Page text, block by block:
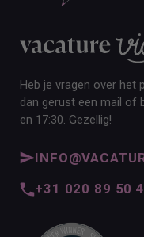
Heb je vragen over het
dan gerust een mail of
en 17:30. Gezellig!
+31 020 89 50